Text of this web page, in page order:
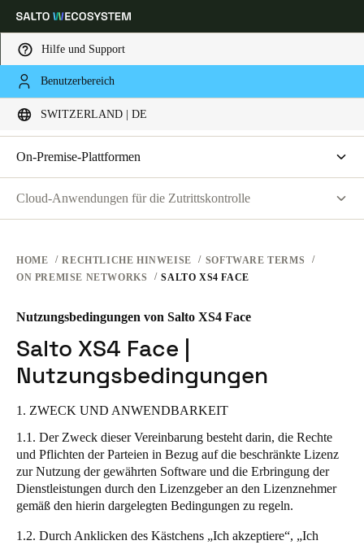
Hilfe und Support
Benutzerbereich
SWITZERLAND | DE
Wählen Sie Ihren Standort und Ihre Sprache
Global
Switzerland| Deutsch
Germany
Deutsch
Switzerland
DeutschFrançaisItaliano
United Kingdom
English
Ireland
English
France
NUTZUNGSBEDINGUNGEN WEBSITE
DATENSCHUTZ
NUTZUNGSBEDINGUNGEN HARDWARE
GESCHÄFTSBEDINGUNGEN SOFTWARE
On-Premise-Plattformen
Cloud-Anwendungen für die Zutrittskontrolle
Vereinbarung zur Datenverarbeitung
Liste der Unterauftragsverarbeiter
HOME RECHTLICHE HINWEISE
SOFTWARE TERMS
ON PREMISE NETWORKS
SALTO XS4 FACE
Nutzungsbedingungen von Salto XS4 Face
Salto XS4 Face |
Nutzungsbedingungen
1. ZWECK UND ANWENDBARKEIT
1.1. Der Zweck dieser Vereinbarung besteht darin, die Rechte
und Pflichten der Parteien in Bezug auf die beschränkte Lizenz
zur Nutzung der gewährten Software und die Erbringung der
Dienstleistungen durch den Lizenzgeber an den Lizenznehmer
gemäß den hierin dargelegten Bedingungen zu regeln.
1.2. Durch Anklicken des Kästchens „Ich akzeptiere“, „Ich